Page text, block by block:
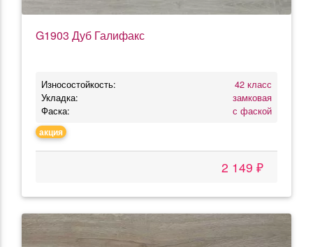
G1903 Дуб Галифакс
Износостойкость:
42 класс
Укладка:
замковая
Фаска:
с фаской
акция
2 149 ₽